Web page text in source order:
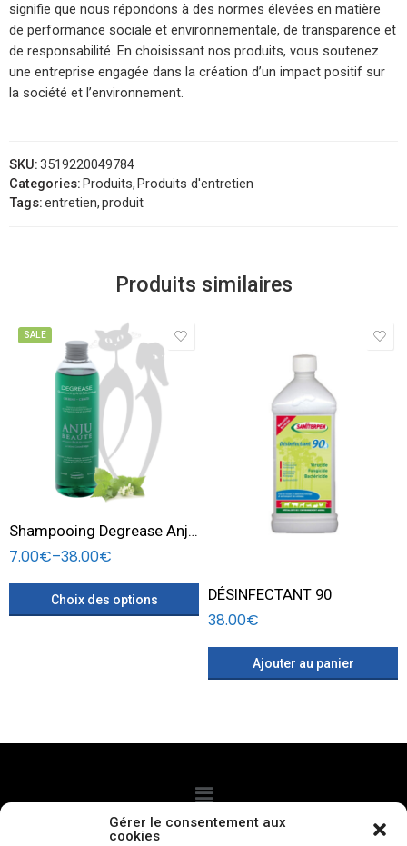
Gérer le consentement aux
cookies
signifie que nous répondons à des normes élevées en matière
de performance sociale et environnementale, de transparence et
de responsabilité. En choisissant nos produits, vous soutenez
une entreprise engagée dans la création d’un impact positif sur
la société et l’environnement.
SKU:3519220049784
Categories: Produits, Produits d'entretien
Tags:entretien,produit
Produits similaires
SALE
Shampooing Degrease Anju Beaute
7.00€–38.00€
1l
250ml
500ml
Choix des options DÉSINFECTANT 90
38.00€
Ajouter au panier